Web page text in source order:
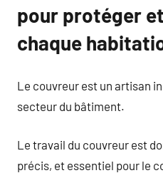
pour protéger
chaque
Le couvreur est un artisan
secteur du bâtiment.
Le travail du couvreur est
précis, et essentiel pour le